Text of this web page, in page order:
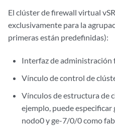
El clúster de firewall virtual
exclusivamente para la
primeras están predefinidas):
Interfaz de administración
Vínculo de control de
Vínculos de estructura de
ejemplo, puede
nodo0 y ge-7/0/0 como